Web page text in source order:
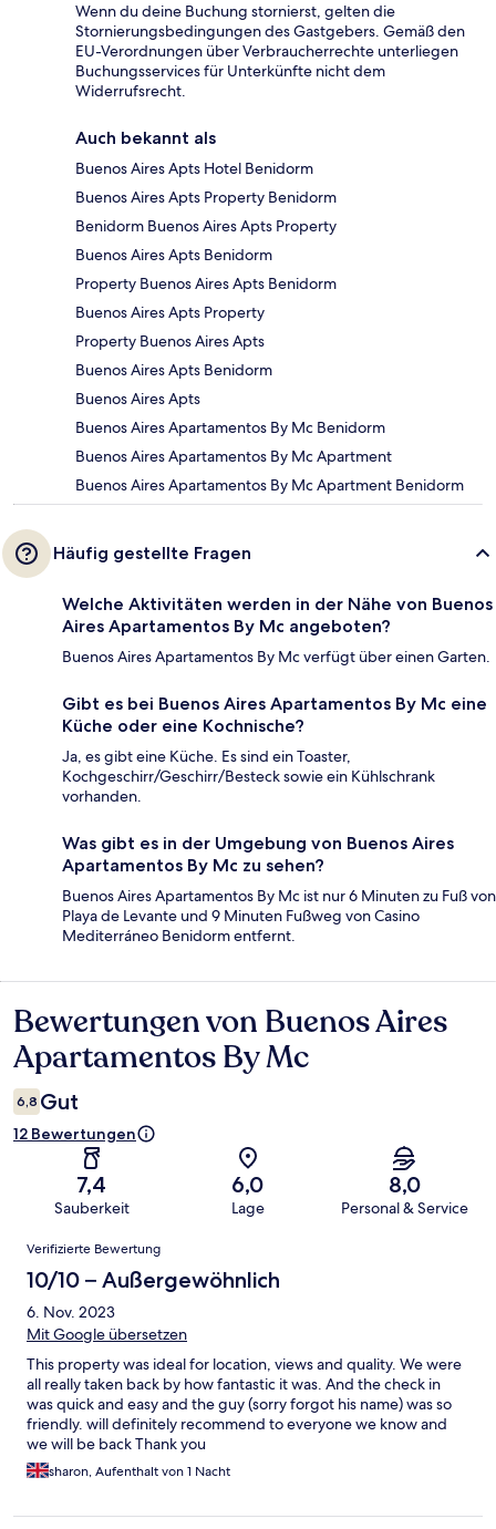
Wenn du deine Buchung stornierst, gelten die
Stornierungsbedingungen des Gastgebers. Gemäß den
EU-Verordnungen über Verbraucherrechte unterliegen
Buchungsservices für Unterkünfte nicht dem
Widerrufsrecht.
Auch bekannt als
Buenos Aires Apts Hotel Benidorm
Buenos Aires Apts Property Benidorm
Benidorm Buenos Aires Apts Property
Buenos Aires Apts Benidorm
Property Buenos Aires Apts Benidorm
Buenos Aires Apts Property
Property Buenos Aires Apts
Buenos Aires Apts Benidorm
Buenos Aires Apts
Buenos Aires Apartamentos By Mc Benidorm
Buenos Aires Apartamentos By Mc Apartment
Buenos Aires Apartamentos By Mc Apartment Benidorm
Häufig gestellte Fragen
Welche Aktivitäten werden in der Nähe von Buenos
Aires Apartamentos By Mc angeboten?
Buenos Aires Apartamentos By Mc verfügt über einen Garten.
Gibt es bei Buenos Aires Apartamentos By Mc eine
Küche oder eine Kochnische?
Ja, es gibt eine Küche. Es sind ein Toaster,
Kochgeschirr/Geschirr/Besteck sowie ein Kühlschrank
vorhanden.
Was gibt es in der Umgebung von Buenos Aires
Apartamentos By Mc zu sehen?
Buenos Aires Apartamentos By Mc ist nur 6 Minuten zu Fuß von
Playa de Levante und 9 Minuten Fußweg von Casino
Mediterráneo Benidorm entfernt.
Bewertungen
Bewertungen von Buenos Aires
Apartamentos By Mc
6,8 Gut
12 Bewertungen
7,4
Sauberkeit
6,0
Lage
8,0
Personal & Service
Bewertungen
Verifizierte Bewertung
10/10 – Außergewöhnlich
6. Nov. 2023
Mit Google übersetzen
This property was ideal for location, views and quality. We were
all really taken back by how fantastic it was. And the check in
was quick and easy and the guy (sorry forgot his name) was so
friendly. will definitely recommend to everyone we know and
we will be back Thank you
sharon, Aufenthalt von 1 Nacht